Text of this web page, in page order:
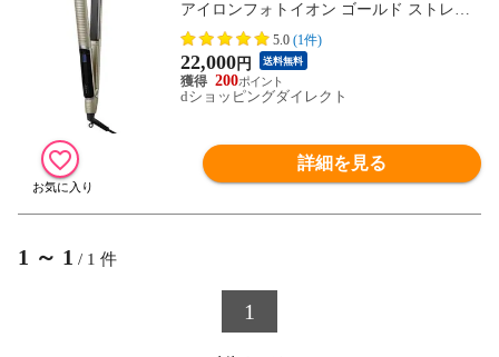
アイロンフォトイオン ゴールド ストレー
ト アイロン 2way ヘアケア 保水 低温 キー
プ ダメージ プレゼント ギフト 女性 YJHB
0N
5.0 (1件)
22,000円 送料無料
200
dショッピングダイレクト
詳細を見る
1 ～ 1 / 1 件
1